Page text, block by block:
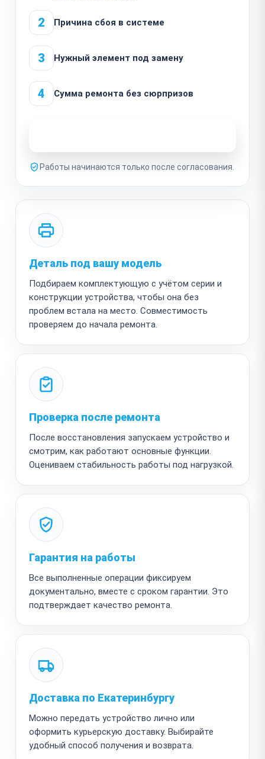
2 Причина сбоя в системе
3 Нужный элемент под замену
4 Сумма ремонта без сюрпризов
Работы начинаются только после согласования.
Деталь под вашу модель
Подбираем комплектующую с учётом серии и
конструкции устройства, чтобы она без
проблем встала на место. Совместимость
проверяем до начала ремонта.
Проверка после ремонта
После восстановления запускаем устройство и
смотрим, как работают основные функции.
Оцениваем стабильность работы под нагрузкой.
Гарантия на работы
Все выполненные операции фиксируем
документально, вместе с сроком гарантии. Это
подтверждает качество ремонта.
Доставка по Екатеринбургу
Можно передать устройство лично или
оформить курьерскую доставку. Выбирайте
удобный способ получения и возврата.